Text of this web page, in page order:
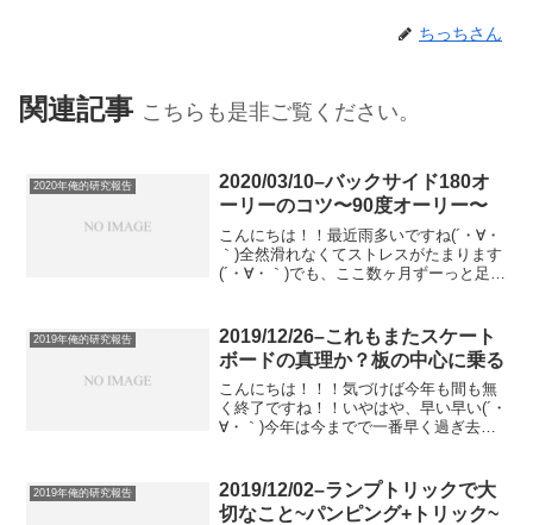
ちっちさん
関連記事 こちらも是非ご覧ください。
2020年俺的研究報告
2020/03/10–バックサイド180オ
ーリーのコツ〜90度オーリー〜
こんにちは！！最近雨多いですね(´・∀・
｀)全然滑れなくてストレスがたまります
(´・∀・｀)でも、ここ数ヶ月ずーっと足首
にしています。(´・∀・｀)はい！！そんな
今日は...
2019年俺的研究報告
2019/12/26–これもまたスケート
ボードの真理か？板の中心に乗る
こんにちは！！！気づけば今年も間も無
く終了ですね！！いやはや、早い早い(´・
∀・｀)今年は今までで一番早く過ぎ去っ
いから全然苦ではないんだけど、如何せ
ん書くのに時間がか...
2019年俺的研究報告
2019/12/02–ランプトリックで大
切なこと~パンピング+トリック~